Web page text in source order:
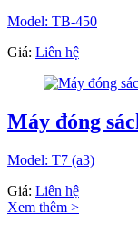
Model: TB-450
Giá: Liên hệ
Máy đóng
Model: T7 (a3)
Giá: Liên hệ
Xem thêm >